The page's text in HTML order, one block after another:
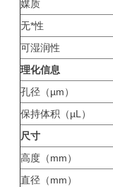
媒质
无*性
可湿润性
理化信息
孔径（µm）
保持体积（µL）
尺寸
高度（mm）
直径（mm）